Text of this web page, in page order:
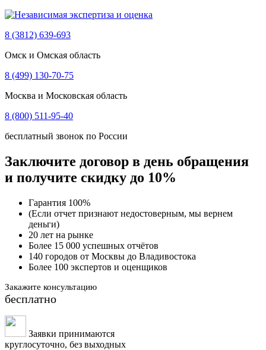
8 (3812) 639-693
Омск и Омская область
8 (499) 130-70-75
Москва и Московская область
8 (800) 511-95-40
бесплатный звонок по России
Заключите договор в день обращения
и получите скидку до 10%
Гарантия 100%
(Если отчет признают недостоверным, мы вернем
деньги)
20 лет на рынке
Более 15 000 успешных отчётов
140 городов от Москвы до Владивостока
Более 100 экспертов и оценщиков
Закажите консультацию
бесплатно
Заявки принимаются
круглосуточно, без выходных